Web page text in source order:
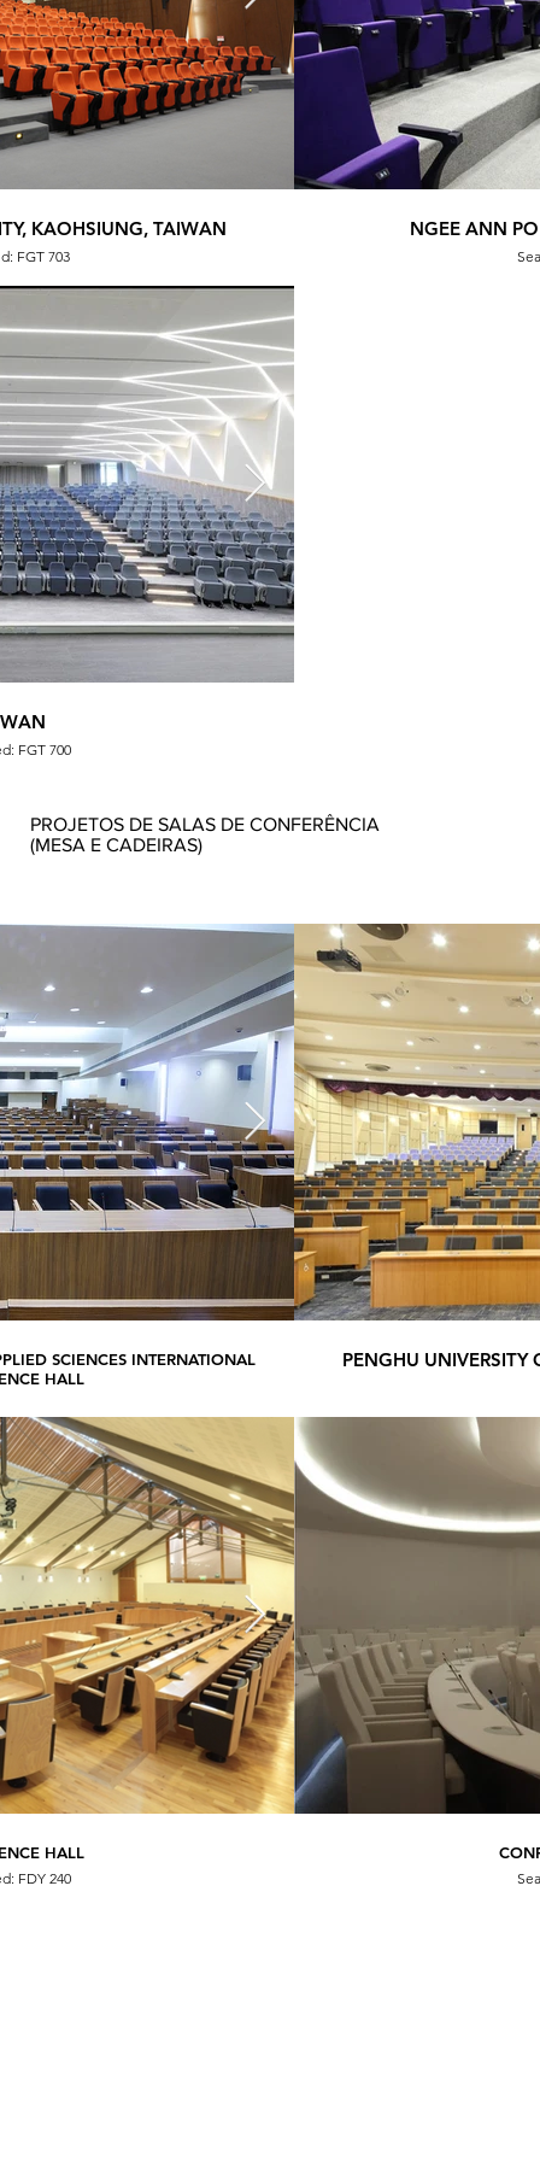
KAOHSIUNG, TAIWAN
FGT 703
ZHONG SHAN
NGEE ANN
FGT 700
PROJETOS DE SALAS DE CONFERÊNCIA
(MESA E CADEIRAS)
SCIENCES INTERNATIONAL
HALL
KAOHSIUNG UNIVERSITY
PENGHU UNIVERSITY
HALL
FDY 240